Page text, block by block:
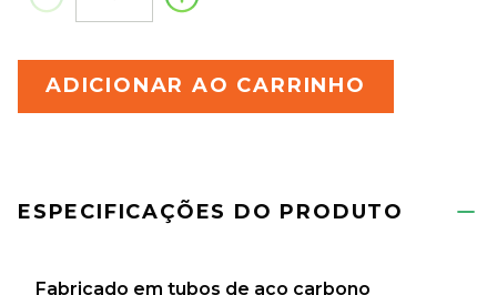
ADICIONAR AO CARRINHO
ESPECIFICAÇÕES DO PRODUTO
Fabricado em tubos de aço carbono